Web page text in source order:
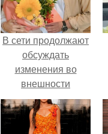
В сети продолжают
обсуждать
изменения во
внешности
актрисы.